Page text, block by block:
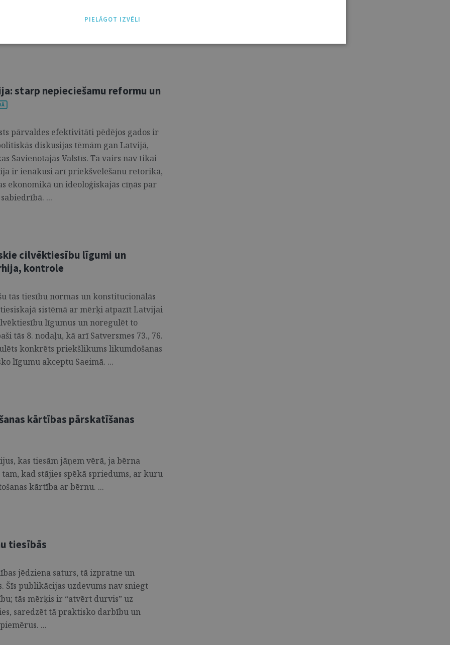
kas pieder ķeltu valodai grupai un
kurā cilvēki ne tikai runā, bet arī
Senedd. ...
starp nepieciešamu reformu un
pārvaldes efektivitāti pēdējos gados ir
diskusijas tēmām gan Latvijā,
Savienotajās Valstīs. Tā vairs nav tikai
ir ienākusi arī priekšvēlēšanu retorikā,
ekonomikā un ideoloģiskajās cīņās par
...
cilvēktiesību līgumi un
kontrole
tās tiesību normas un konstitucionālās
sistēmā ar mērķi atpazīt Latvijai
līgumus un noregulēt to
tās 8. nodaļu, kā arī Satversmes 73., 76.
konkrēts priekšlikums likumdošanas
līgumu akceptu Saeimā. ...
kārtības pārskatīšanas
kas tiesām jāņem vērā, ja bērna
kad stājies spēkā spriedums, ar kuru
kārtība ar bērnu. ...
tiesībās
jēdziena saturs, tā izpratne un
Šīs publikācijas uzdevums nav sniegt
tās mērķis ir “atvērt durvis” uz
saredzēt tā praktisko darbību un
...
PIELĀGOT IZVĒLI